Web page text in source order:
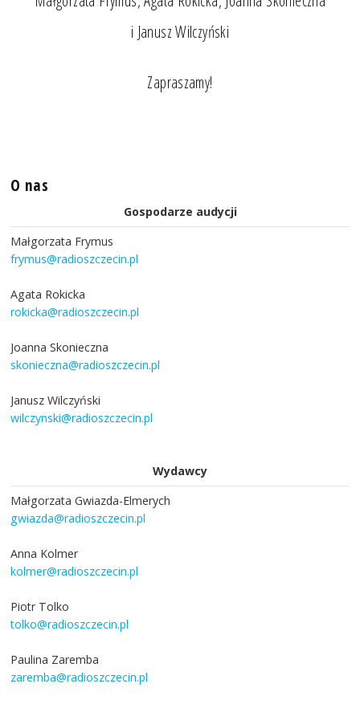
i Janusz Wilczyński
Zapraszamy!
O nas
Gospodarze audycji
Małgorzata Frymus
frymus@radioszczecin.pl
Agata Rokicka
rokicka@radioszczecin.pl
Joanna Skonieczna
skonieczna@radioszczecin.pl
Janusz Wilczyński
wilczynski@radioszczecin.pl
Wydawcy
Małgorzata Gwiazda-Elmerych
gwiazda@radioszczecin.pl
Anna Kolmer
kolmer@radioszczecin.pl
Piotr Tolko
tolko@radioszczecin.pl
Paulina Zaremba
zaremba@radioszczecin.pl